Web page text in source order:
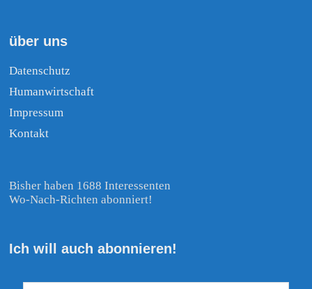
über uns
Datenschutz
Humanwirtschaft
Impressum
Kontakt
Bisher haben 1688 Interessenten
Wo-Nach-Richten abonniert!
Ich will auch abonnieren!